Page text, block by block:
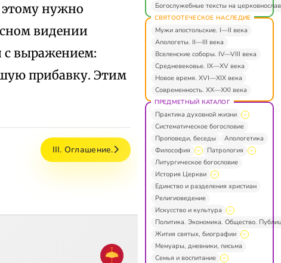
этому нужно
видении
с выражением:
прибавку. Этим
III. Оглашение.
Богослужебные тексты на
СВЯТООТЕЧЕСКОЕ НАСЛЕДИЕ
Мужи апостольские. I—II века
Апологеты. II—III века
Вселенские соборы. IV—VIII века
Средневековье. IX—XV века
Новое время. XVI—XIX века
Современность. XX—XXI века
ПРЕДМЕТНЫЙ КАТАЛОГ
Практика духовной жизни
Систематическое богословие
Проповеди, беседы
Апологетика
Философия
Патрология
Литургическое богословие
История Церкви
Единство и разделения христиан
Религиоведение
Искусство и культура
Политика. Экономика. Общество.
Жития святых, биографии
Мемуары, дневники, письма
Семья и воспитание